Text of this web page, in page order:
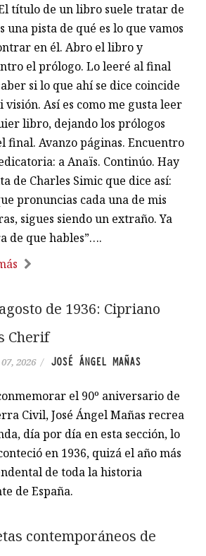
título de un libro suele tratar de
una pista de qué es lo que vamos
en él. Abro el libro y
el prólogo. Lo leeré al final
si lo que ahí se dice coincide
visión. Así es como me gusta leer
libro, dejando los prólogos
final. Avanzo páginas. Encuentro
a Anaïs. Continúo. Hay
de Charles Simic que dice así:
pronuncias cada una de mis
sigues siendo un extraño. Ya
de que hables”….
de 1936: Cipriano
Cherif
2026 / JOSÉ ÁNGEL MAÑAS
el 90º aniversario de
Civil, José Ángel Mañas recrea
día por día en esta sección, lo
en 1936, quizá el año más
de toda la historia
de España.
contemporáneos de